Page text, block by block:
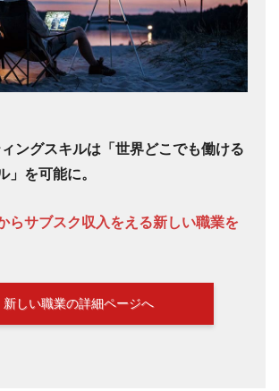
ングスキルは「世界どこでも働ける
」を可能に。
らサブスク収入をえる新しい職業を
新しい職業の詳細ページへ